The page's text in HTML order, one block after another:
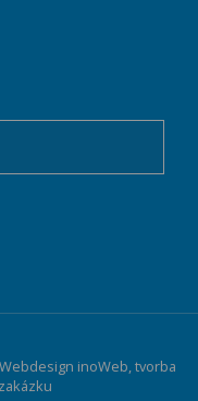
inoWeb , tvorba